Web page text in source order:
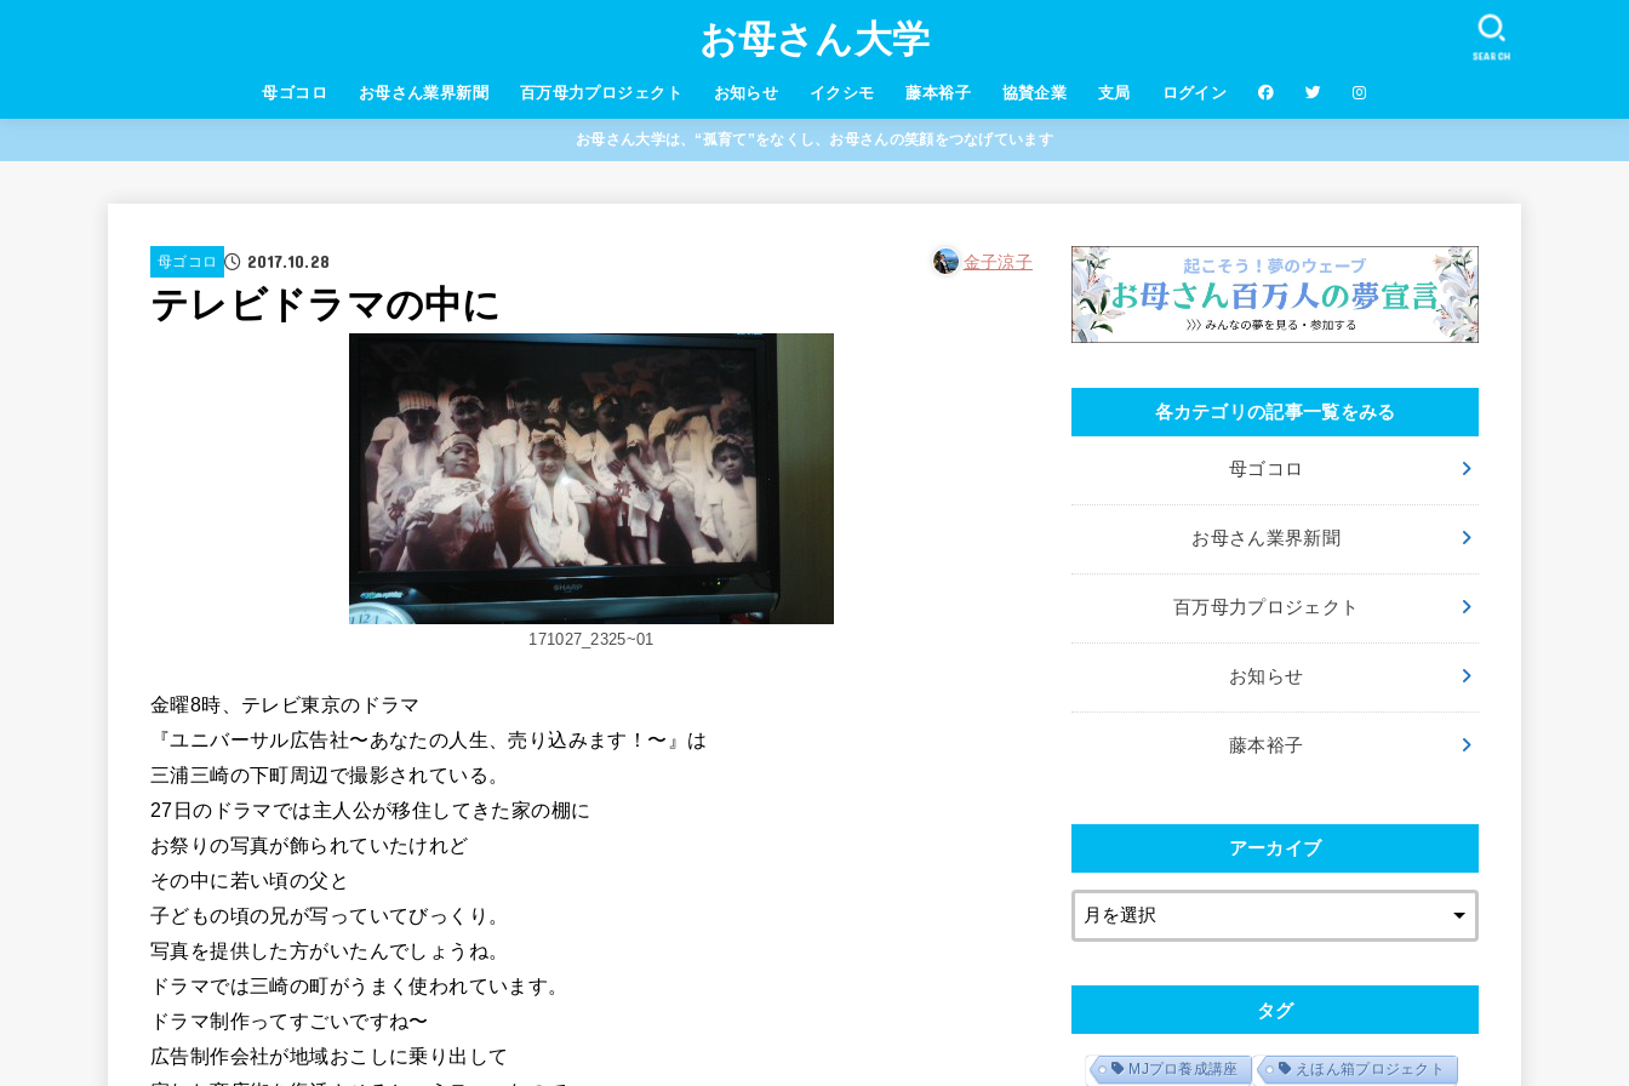
お母さん大学
母ゴコロ お母さん業界新聞 百万母力プロジェクト お知らせ イクシモ 藤本裕子 協賛企業 支局 ログイン
SEARCH
お母さん大学は、“孤育て”をなくし、お母さんの笑顔をつなげています
母ゴコロ 2017.10.28 金子涼子
テレビドラマの中に
171027_2325~01
金曜8時、テレビ東京のドラマ
『ユニバーサル広告社〜あなたの人生、売り込みます！〜』は
三浦三崎の下町周辺で撮影されている。
27日のドラマでは主人公が移住してきた家の棚に
お祭りの写真が飾られていたけれど
その中に若い頃の父と
子どもの頃の兄が写っていてびっくり。
写真を提供した方がいたんでしょうね。
ドラマでは三崎の町がうまく使われています。
ドラマ制作ってすごいですね〜
広告制作会社が地域おこしに乗り出して
各カテゴリの記事一覧をみる
母ゴコロ
お母さん業界新聞
百万母力プロジェクト
お知らせ
藤本裕子
アーカイブ
タグ
MJプロ養成講座 えほん箱プロジェクト